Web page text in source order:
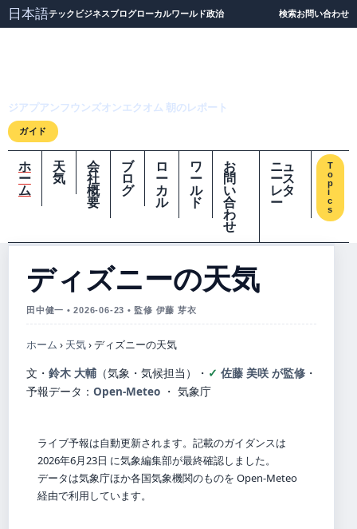
日本語テック ビジネスブログローカルワールド政治 検索お問い合わせ
ジアプアンフウンズオンエクオム 朝のレポート
ガイド
ホ
ー
ム
天
気
会
社
概
要
ブ
ロ
グ
ロ
ー
カ
ル
ワ
ー
ル
ド
お
問
い
合
わ
せ
ニュ
ース
レタ
ー
T
o
p
i
c
s
ディズニーの天気
田中健一 • 2026-06-23 • 監修 伊藤 芽衣
ホーム › 天気›ディズニーの天気
文・ 鈴木 大輔 （気象・気候担当） ・ 佐藤 美咲 が監修 ・
予報データ： Open-Meteo ・ 気象庁
ライブ予報は自動更新されます。記載のガイダンスは
2026年6月23日 に気象編集部が最終確認しました。
データは気象庁ほか各国気象機関のものを Open-Meteo
経由で利用しています。